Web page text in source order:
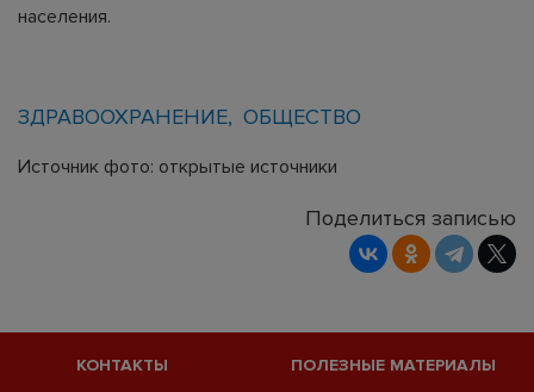
населения.
ЗДРАВООХРАНЕНИЕ ОБЩЕСТВО
Источник фото: открытые источники
Поделиться записью
КОНТАКТЫ ПОЛЕЗНЫЕ МАТЕРИАЛЫ